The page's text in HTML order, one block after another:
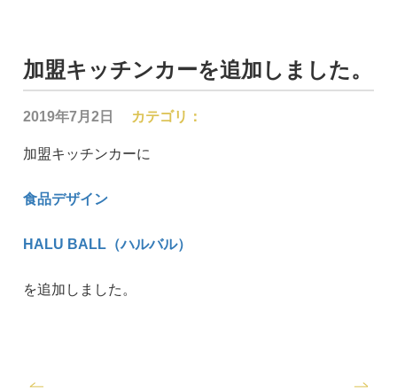
加盟キッチンカーを追加しました。
2019年7月2日 カテゴリ：
加盟キッチンカーに
食品デザイン
HALU BALL（ハルバル）
を追加しました。